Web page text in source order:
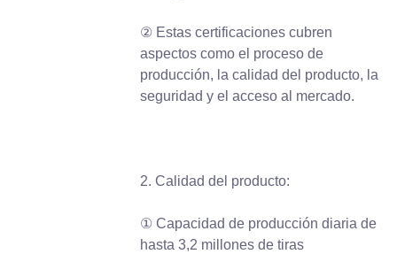
② Estas certificaciones cubren
aspectos como el proceso de
producción, la calidad del producto, la
seguridad y el acceso al mercado.
2. Calidad del producto:
① Capacidad de producción diaria de
hasta 3,2 millones de tiras